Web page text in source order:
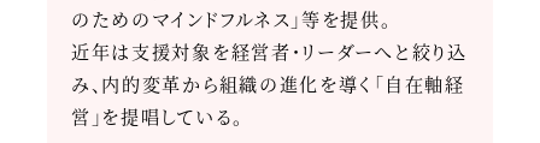
のためのマインドフルネス」等を提供。
近年は支援対象を経営者・リーダーへと絞り込
み、内的変革から組織の進化を導く「自在軸経
営」を提唱している。